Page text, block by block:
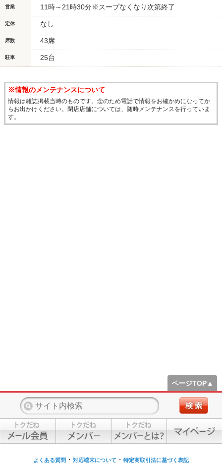
営業 11時～21時30分※スープなくなり次第終了
定休 なし
席数 43席
駐車 25台
※情報のメンテナンスについて
情報は雑誌掲載当時のものです。念のため電話で情報をお確かめになってか
らお出かけください。閉店店舗については、随時メンテナンスを行っていま
す。
ページTOP▲
よくある質問 ・ 対応端末について ・ 特定商取引法に基づく表記